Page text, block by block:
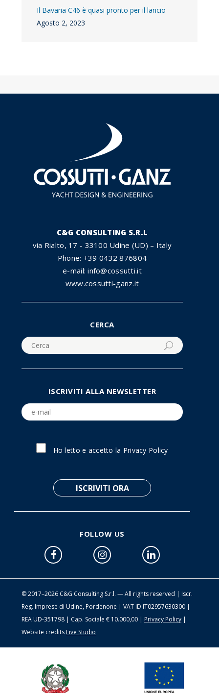
Il Bavaria C46 è quasi pronto per il lancio
Agosto 2, 2023
C&G CONSULTING S.R.L
via Rialto, 17 - 33100 Udine (UD) – Italy
Phone: +39 0432 876804
e-mail: info@cossutti.it
www.cossutti-ganz.it
CERCA
ISCRIVITI ALLA NEWSLETTER
Ho letto e accetto la Privacy Policy
FOLLOW US
© 2017–2026 C&G Consulting S.r.l. — All rights reserved | Iscr.
Reg. Imprese di Udine, Pordenone | VAT ID IT02957630300 |
REA UD-351798 | Cap. Sociale € 10.000,00 | Privacy Policy |
Website creditsFive Studio